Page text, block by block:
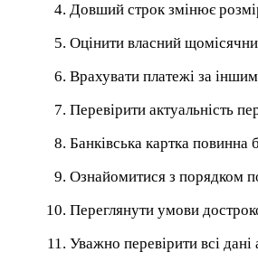
Довший строк змінює
Оцінити власний
Врахувати платежі за
Перевірити актуальність
Банківська картка
Ознайомитися з порядком
Переглянути умови
Уважно перевірити всі